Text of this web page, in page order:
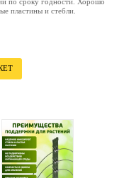
пластины и стебли.